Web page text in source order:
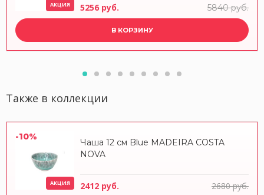
АКЦИЯ 5256 руб. 5840 руб.
В КОРЗИНУ
Также в коллекции
-10%
АКЦИЯ
Чаша 12 см Blue MADEIRA COSTA
NOVA
2412 руб. 2680 руб.